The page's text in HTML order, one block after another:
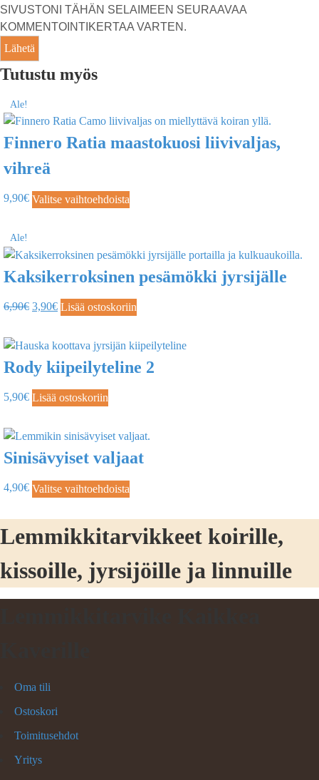
SIVUSTONI TÄHÄN SELAIMEEN SEURAAVAA
KOMMENTOINTIKERTAA VARTEN.
Tutustu myös
Ale!
Finnero Ratia maastokuosi liivivaljas,
vihreä
9,90€ Valitse vaihtoehdoista
Ale!
Kaksikerroksinen pesämökki jyrsijälle
6,90€ 3,90€ Lisää ostoskoriin
Rody kiipeilyteline 2
5,90€ Lisää ostoskoriin
Sinisävyiset valjaat
4,90€ Valitse vaihtoehdoista
Lemmikkitarvikkeet koirille,
kissoille, jyrsijöille ja linnuille
Oma tili
Ostoskori
Toimitusehdot
Yritys